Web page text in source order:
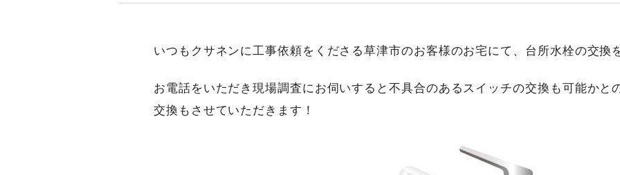
いつもクサネンに工事依頼をくださる草津市のお客様のお宅にて、台所水栓の交換
お電話をいただき現場調査にお伺いすると不具合のあるスイッチの交換も可能かと
交換もさせていただきます！